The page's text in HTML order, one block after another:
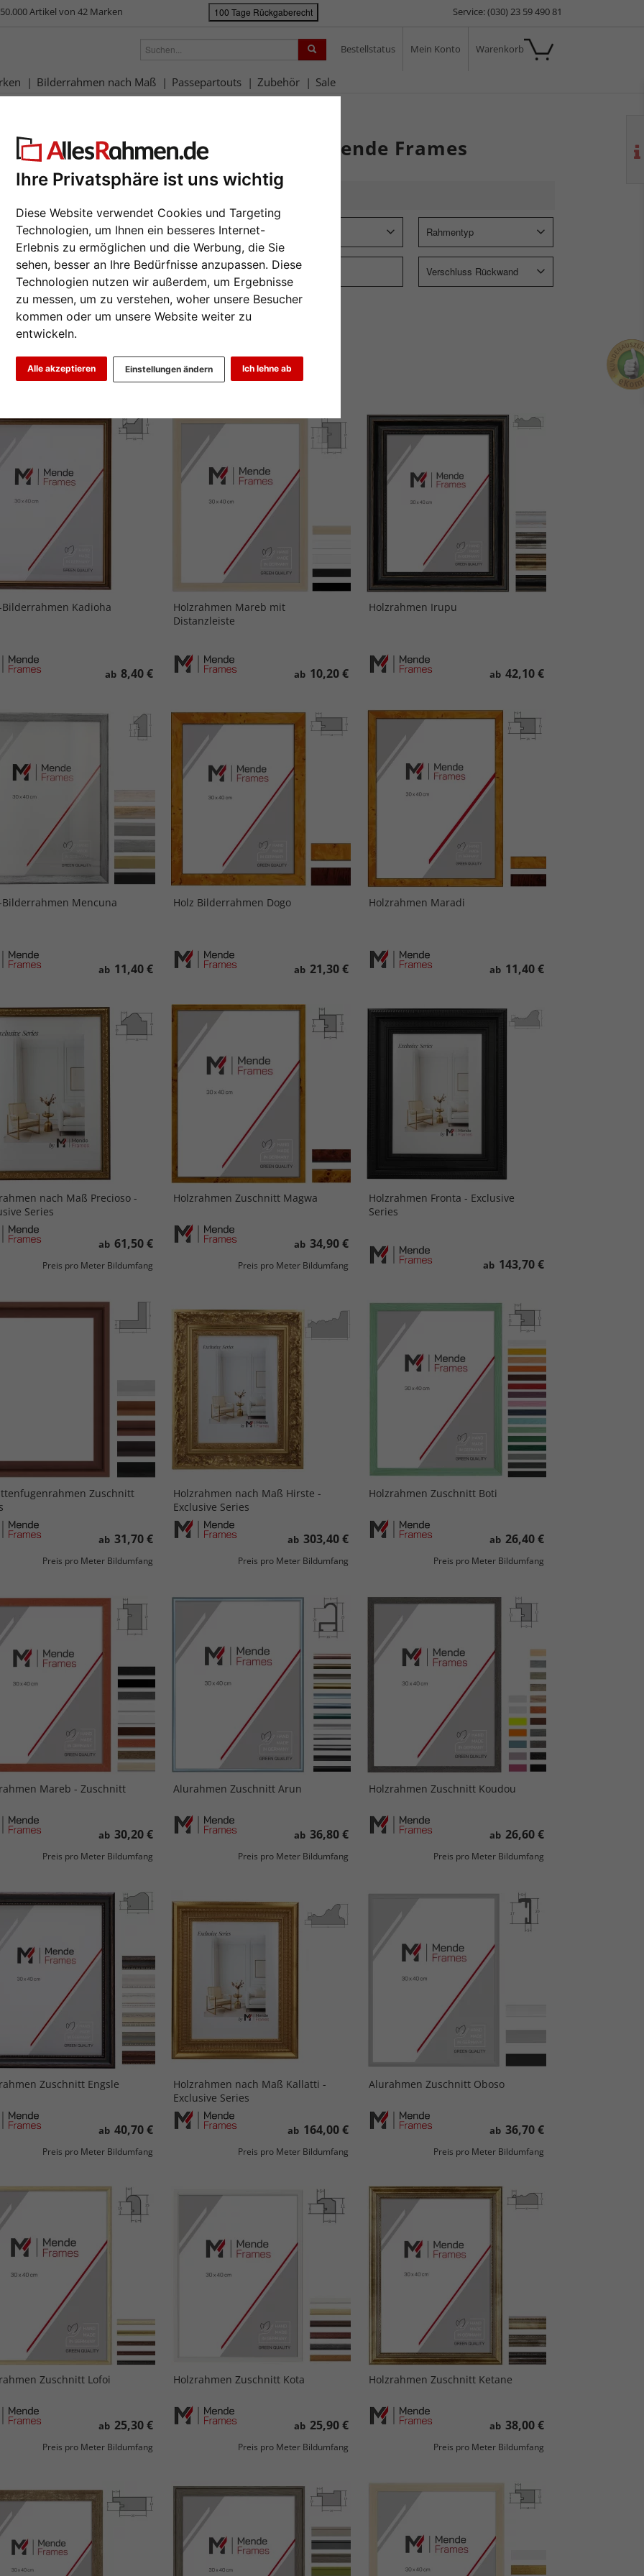
Ihre Privatsphäre ist uns wichtig
Diese Website verwendet Cookies und Targeting
Technologien, um Ihnen ein besseres Internet-
Erlebnis zu ermöglichen und die Werbung, die Sie
sehen, besser an Ihre Bedürfnisse anzupassen. Diese
Technologien nutzen wir außerdem, um Ergebnisse
zu messen, um zu verstehen, woher unsere Besucher
kommen oder um unsere Website weiter zu
entwickeln.
Alle akzeptieren Ich lehne ab
Einstellungen ändern
Artikel von 42 Marken 100 Tage Rückgaberecht Service: (030) 23 59 490 81
Bestellstatus Mein Konto Warenkorb
Bilderrahmen nach Maß Passepartouts Zubehör Sale
& Passepartouts von Mende Frames
Produkttyp Rahmentyp
Maßanfertigung % Sale Verschluss Rückwand
Produktlinie
2 3 4 5 ... 15 >
Preis aufsteigend Preis absteigend
Bilderrahmen Kadioha
ab 8,40 €
Holzrahmen Mareb mit
Distanzleiste
ab 10,20 €
Holzrahmen Irupu
ab 42,10 €
Bilderrahmen Mencuna
ab 11,40 €
Holz Bilderrahmen Dogo
ab 21,30 €
Holzrahmen Maradi
ab 11,40 €
nach Maß Precioso -
Series
ab 61,50 €
Preis pro Meter Bildumfang
Holzrahmen Zuschnitt Magwa
ab 34,90 €
Preis pro Meter Bildumfang
Holzrahmen Fronta - Exclusive
Series
ab 143,70 €
Zuschnitt
ab 31,70 €
Preis pro Meter Bildumfang
Holzrahmen nach Maß Hirste -
Exclusive Series
ab 303,40 €
Preis pro Meter Bildumfang
Holzrahmen Zuschnitt Boti
ab 26,40 €
Preis pro Meter Bildumfang
Mareb - Zuschnitt
ab 30,20 €
Preis pro Meter Bildumfang
Alurahmen Zuschnitt Arun
ab 36,80 €
Preis pro Meter Bildumfang
Holzrahmen Zuschnitt Koudou
ab 26,60 €
Preis pro Meter Bildumfang
Zuschnitt Engsle
ab 40,70 €
Preis pro Meter Bildumfang
Holzrahmen nach Maß Kallatti -
Exclusive Series
ab 164,00 €
Preis pro Meter Bildumfang
Alurahmen Zuschnitt Oboso
ab 36,70 €
Preis pro Meter Bildumfang
Zuschnitt Lofoi
ab 25,30 €
Preis pro Meter Bildumfang
Holzrahmen Zuschnitt Kota
ab 25,90 €
Preis pro Meter Bildumfang
Holzrahmen Zuschnitt Ketane
ab 38,00 €
Preis pro Meter Bildumfang